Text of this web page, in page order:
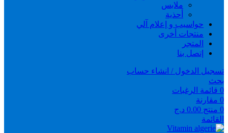
ملابس
أحذية
حواسيب و إعلام آلي
منتجات أخرى
المتجر
إتصل بنا
تسجيل الدخول / انشاء حساب
بحث
0 قائمة الرغبات
0 مقارنة
0 منتج 0.00 د.ج
القائمة